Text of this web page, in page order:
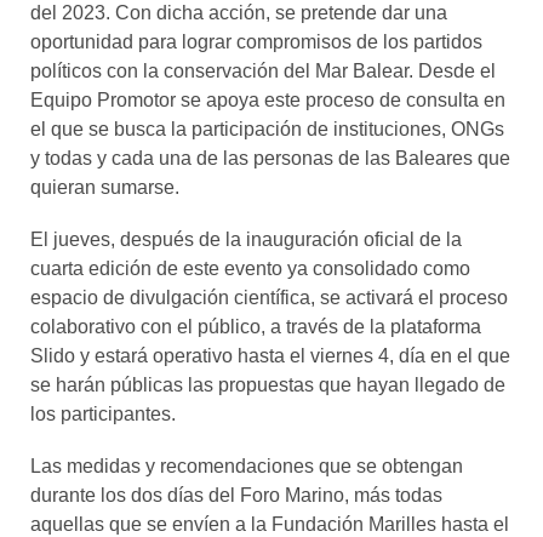
del 2023. Con dicha acción, se pretende dar una
oportunidad para lograr compromisos de los partidos
políticos con la conservación del Mar Balear. Desde el
Equipo Promotor se apoya este proceso de consulta en
el que se busca la participación de instituciones, ONGs
y todas y cada una de las personas de las Baleares que
quieran sumarse.
El jueves, después de la inauguración oficial de la
cuarta edición de este evento ya consolidado como
espacio de divulgación científica, se activará el proceso
colaborativo con el público, a través de la plataforma
Slido y estará operativo hasta el viernes 4, día en el que
se harán públicas las propuestas que hayan llegado de
los participantes.
Las medidas y recomendaciones que se obtengan
durante los dos días del Foro Marino, más todas
aquellas que se envíen a la Fundación Marilles hasta el